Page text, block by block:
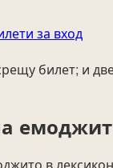
за вход
билет; и